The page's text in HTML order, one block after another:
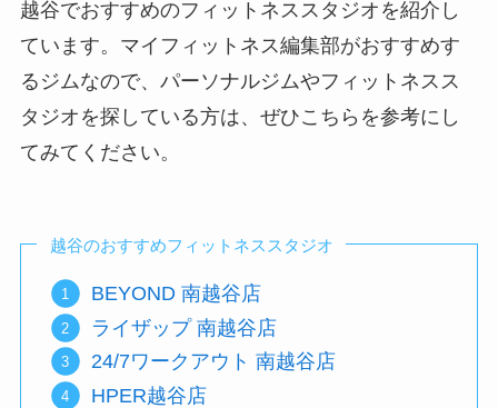
越谷でおすすめのフィットネススタジオを紹介し
ています。マイフィットネス編集部がおすすめす
るジムなので、パーソナルジムやフィットネスス
タジオを探している方は、ぜひこちらを参考にし
てみてください。
越谷のおすすめフィットネススタジオ
BEYOND 南越谷店
ライザップ 南越谷店
24/7ワークアウト 南越谷店
HPER越谷店